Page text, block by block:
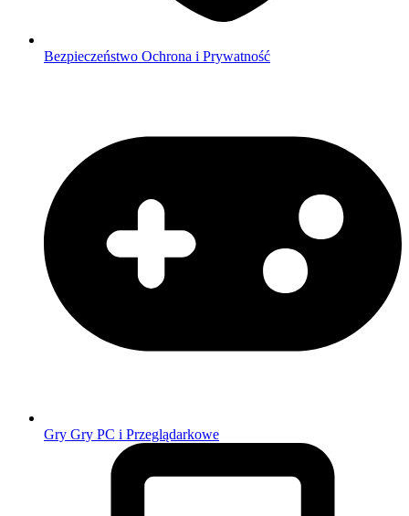
Bezpieczeństwo Ochrona i Prywatność
Gry Gry PC i Przeglądarkowe